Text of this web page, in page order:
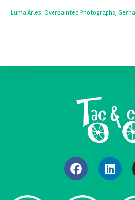
Luma Arles: Overpainted Photographs,